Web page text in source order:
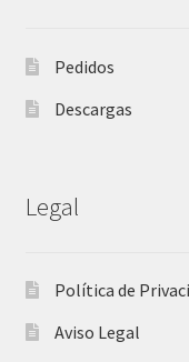
Pedidos
Descargas
Legal
Política de
Aviso Legal